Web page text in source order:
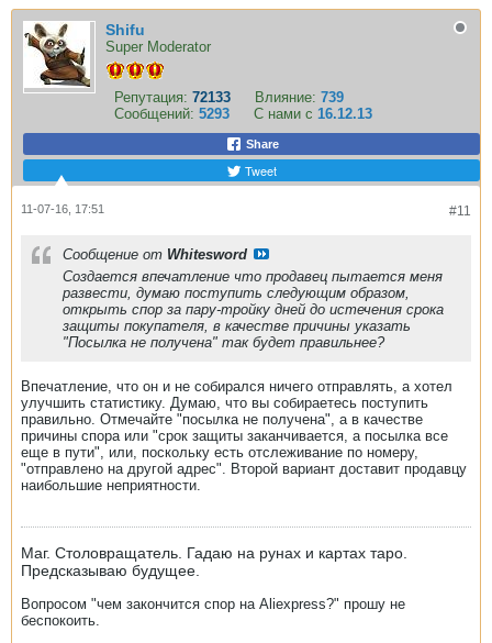
Shifu
Super Moderator
Репутация: 72133 Влияние: 739
Сообщений: 5293 С нами с 16.12.13
Share
Tweet
#11
11-07-16, 17:51
Сообщение от Whitesword
Создается впечатление что продавец пытается меня
развести, думаю поступить следующим образом,
открыть спор за пару-тройку дней до истечения срока
защиты покупателя, в качестве причины указать
"Посылка не получена" так будет правильнее?
Впечатление, что он и не собирался ничего отправлять, а хотел
улучшить статистику. Думаю, что вы собираетесь поступить
правильно. Отмечайте "посылка не получена", а в качестве
причины спора или "срок защиты заканчивается, а посылка все
еще в пути", или, поскольку есть отслеживание по номеру,
"отправлено на другой адрес". Второй вариант доставит продавцу
наибольшие неприятности.
Маг. Столовращатель. Гадаю на рунах и картах таро.
Предсказываю будущее.
Вопросом "чем закончится спор на Aliexpress?" прошу не
беспокоить.